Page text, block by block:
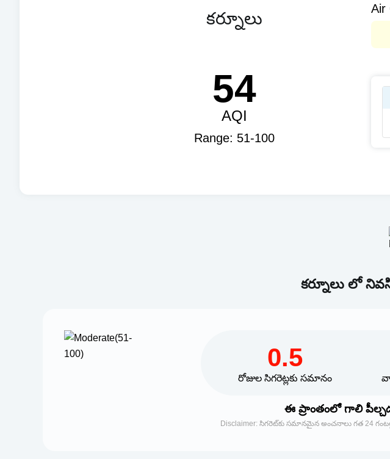
కర్నూలు
54
AQI
Range: 51-100
Air
కర్నూలు లో
0.5
రోజుల సిగరెట్లకు సమానం
ఈ ప్రాంతంలో గాలి
Disclaimer: సిగరెట్‌కు సమానమైన అంచనాలు గత 24